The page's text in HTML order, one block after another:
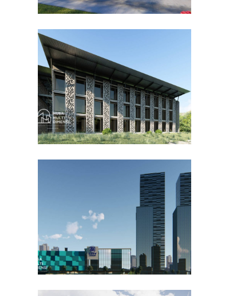
Desain Dormitory Dramaga
IPB di Kota Bogor
DESAIN BANGUNAN LAINNYA
Desain DNB Tower di
Cilandak Jakarta Selatan